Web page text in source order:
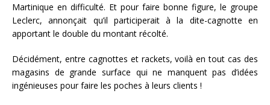
Martinique en difficulté. Et pour faire bonne figure, le groupe
Leclerc, annonçait qu’il participerait à la dite-cagnotte en
apportant le double du montant récolté.
Décidément, entre cagnottes et rackets, voilà en tout cas des
magasins de grande surface qui ne manquent pas d’idées
ingénieuses pour faire les poches à leurs clients !